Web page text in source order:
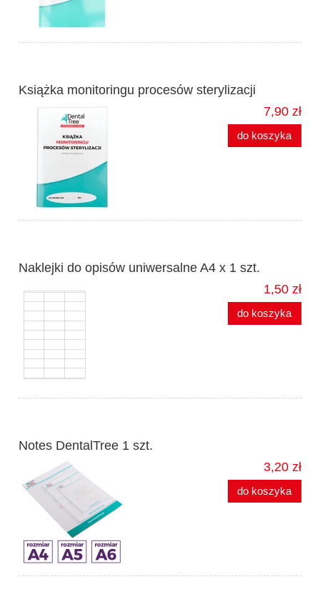
Książka monitoringu procesów sterylizacji
7,90 zł
do koszyka
Naklejki do opisów uniwersalne A4 x 1 szt.
1,50 zł
do koszyka
Notes DentalTree 1 szt.
3,20 zł
do koszyka